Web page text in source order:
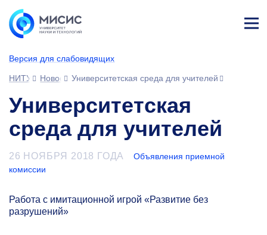
Версия для слабовидящих
ине
НИТУ МИСИС
НовостиУниверситетская среда для учителей
Университетская
среда для учителей
26 НОЯБРЯ 2018 ГОДА
Объявления приемной
комиссии
Работа с имитационной игрой «Развитие без
разрушений»